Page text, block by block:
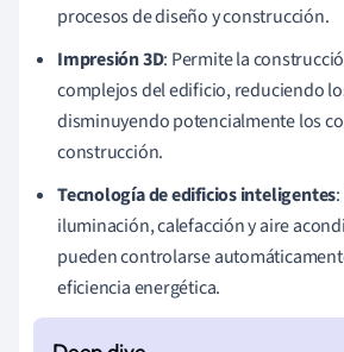
procesos de diseño y construcción.
Impresión 3D: Permite la
complejos del edificio, reduciendo
disminuyendo potencialmente los
construcción.
Tecnología de edificios inteligentes
iluminación, calefacción y aire
pueden controlarse
eficiencia energética.